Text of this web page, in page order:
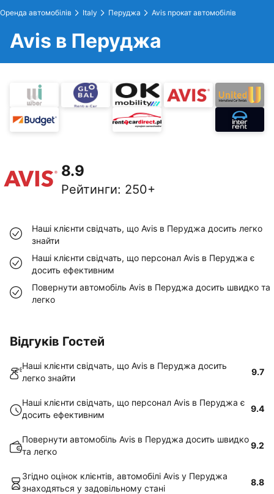
Оренда автомобілів Italy Перуджа Avis прокат автомобілів
Avis в Перуджа
8.9
Рейтинги: 250+
Наші клієнти свідчать, що Avis в Перуджа досить легко
знайти
Наші клієнти свідчать, що персонал Avis в Перуджа є
досить ефективним
Повернути автомобіль Avis в Перуджа досить швидко та
легко
Відгуків Гостей
Наші клієнти свідчать, що Avis в Перуджа досить
легко знайти
9.7
Наші клієнти свідчать, що персонал Avis в Перуджа є
досить ефективним
9.4
Повернути автомобіль Avis в Перуджа досить швидко
та легко
9.2
Згідно оцінок клієнтів, автомобілі Avis у Перуджа
знаходяться у задовільному стані
8.8